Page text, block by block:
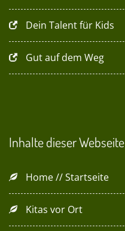
Dein Talent für Kids
Gut auf dem Weg
Inhalte dieser Webseite
Home // Startseite
Kitas vor Ort